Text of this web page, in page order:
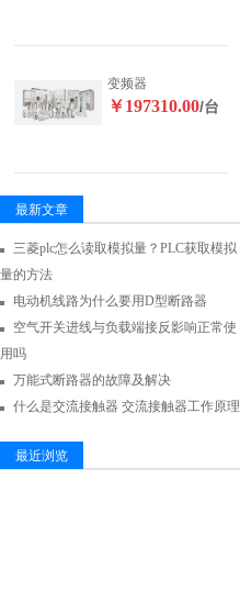
变频器
￥197310.00/台
最新文章
三菱plc怎么读取模拟量？PLC获取模拟
量的方法
电动机线路为什么要用D型断路器
空气开关进线与负载端接反影响正常使
用吗
万能式断路器的故障及解决
什么是交流接触器 交流接触器工作原理
最近浏览